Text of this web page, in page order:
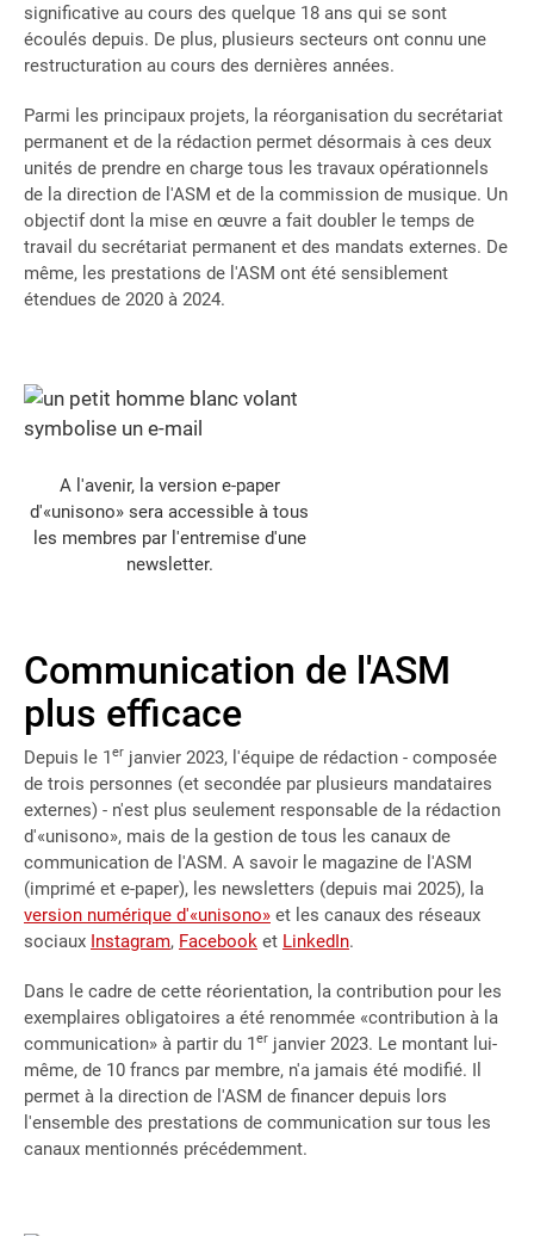
significative au cours des quelque 18 ans qui se sont
écoulés depuis. De plus, plusieurs secteurs ont connu une
restructuration au cours des dernières années.
Parmi les principaux projets, la réorganisation du secrétariat
permanent et de la rédaction permet désormais à ces deux
unités de prendre en charge tous les travaux opérationnels
de la direction de l'ASM et de la commission de musique. Un
objectif dont la mise en œuvre a fait doubler le temps de
travail du secrétariat permanent et des mandats externes. De
même, les prestations de l'ASM ont été sensiblement
étendues de 2020 à 2024.
A l'avenir, la version e-paper
d'«unisono» sera accessible à tous
les membres par l'entremise d'une
newsletter.
Communication de l'ASM
plus efficace
Depuis le 1er janvier 2023, l'équipe de rédaction - composée
de trois personnes (et secondée par plusieurs mandataires
externes) - n'est plus seulement responsable de la rédaction
d'«unisono», mais de la gestion de tous les canaux de
communication de l'ASM. A savoir le magazine de l'ASM
(imprimé et e-paper), les newsletters (depuis mai 2025), la
version numérique d'«unisono» et les canaux des réseaux
sociaux Instagram, Facebook et LinkedIn.
Dans le cadre de cette réorientation, la contribution pour les
exemplaires obligatoires a été renommée «contribution à la
communication» à partir du 1er janvier 2023. Le montant lui-
même, de 10 francs par membre, n'a jamais été modifié. Il
permet à la direction de l'ASM de financer depuis lors
l'ensemble des prestations de communication sur tous les
canaux mentionnés précédemment.